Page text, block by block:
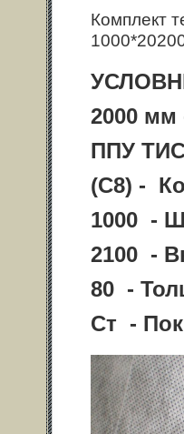
Комплект
2000 мм
ППУ
(С8) -
1000 -
2100 -
80 -
Ст -